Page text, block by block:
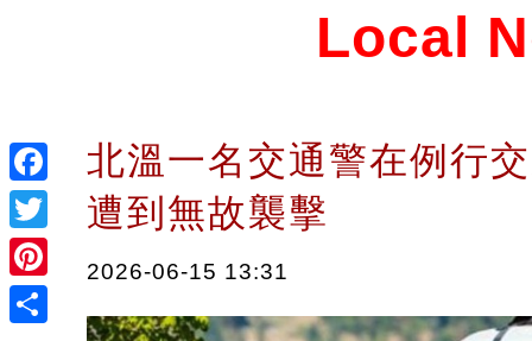
Facebook
Twitter
Pinterest
Local
北溫一名交通警在例行
遭到無故襲擊
2026-06-15 13:31